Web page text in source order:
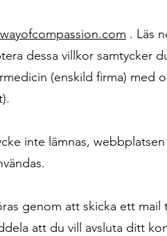
. Läs
dessa villkor samtycker
(enskild firma) med
inte lämnas,
genom att skicka ett mail
att du vill avsluta ditt